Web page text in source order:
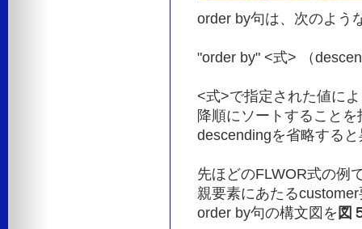
order by句は、次のよう
"order by" <式> （
<式>で指定された値に
降順にソートすること
descendingを省略する
先ほどのFLWOR式の例
親要素にあたる
order by句の構文図を 図